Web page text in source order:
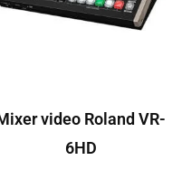
video Roland VR-
6HD